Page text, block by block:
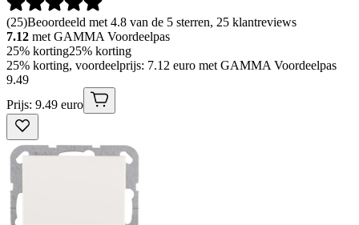
(25)Beoordeeld met 4.8 van de 5 sterren, 25 klantreviews
7.12 met GAMMA Voordeelpas
25% korting25% korting
25% korting, voordeelprijs: 7.12 euro met GAMMA Voordeelpas
9.49
Prijs: 9.49 euro